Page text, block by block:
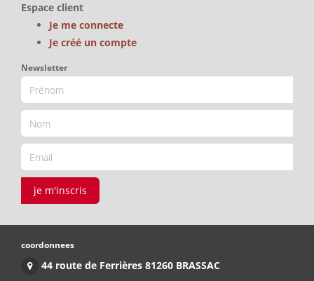
Espace client
Je me connecte
Je créé un compte
Newsletter
je m'inscris
coordonnees
44 route de Ferrières 81260 BRASSAC